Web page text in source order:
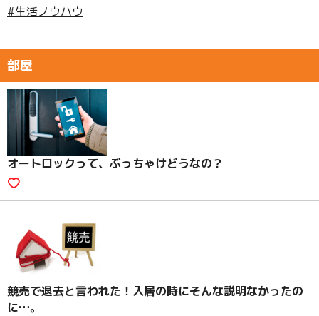
#生活ノウハウ
部屋
オートロックって、ぶっちゃけどうなの？
競売で退去と言われた！入居の時にそんな説明なかったの
に…。